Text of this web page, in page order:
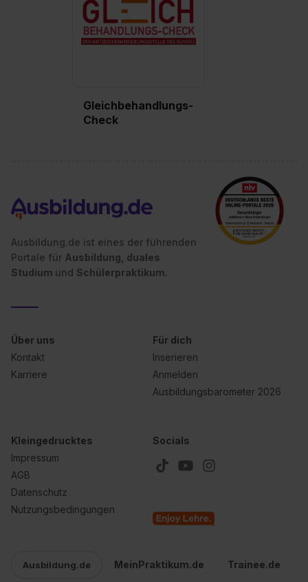
Gleichbehandlungs-
Check
Ausbildung.de ist eines der führenden
Portale für Ausbildung, duales
Studium und Schülerpraktikum.
Über uns
Kontakt
Karriere
Für dich
Inserieren
Anmelden
Ausbildungsbarometer 2026
Kleingedrucktes
Impressum
AGB
Datenschutz
Nutzungsbedingungen
Socials
Ausbildung.de MeinPraktikum.de Trainee.de